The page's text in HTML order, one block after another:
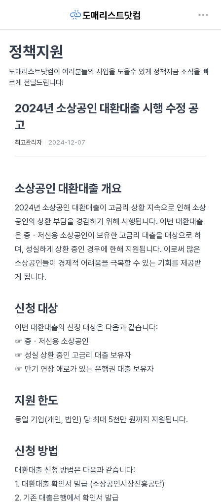
정책지원
도매리스트닷컴이 여러분들의 사업을 도울수 있게 정책자금 소식을 빠
르게 전달드립니다!
2024년 소상공인 대환대출 시행 수정 공
고
최고관리자 2024-12-07
소상공인 대환대출 개요
2024년 소상공인 대환대출이 고금리 상황 지속으로 인해 소상
공인의 상환 부담을 경감하기 위해 시행됩니다. 이번 대환대출
은 중ㆍ저신용 소상공인이 보유한 고금리 대출을 대상으로 하
며, 성실하게 상환 중인 경우에 한해 지원됩니다. 이로써 많은
소상공인들이 경제적 어려움을 극복할 수 있는 기회를 제공받
게 됩니다.
신청 대상
이번 대환대출의 신청 대상은 다음과 같습니다:
☞ 중ㆍ저신용 소상공인
☞ 성실 상환 중인 고금리 대출 보유자
☞ 만기 연장 애로가 있는 은행권 대출 보유자
지원 한도
동일 기업(개인, 법인) 당 최대 5천만 원까지 지원됩니다.
신청 방법
대환대출 신청 방법은 다음과 같습니다:
1. 대환대출 확인서 발급 (소상공인시장진흥공단)
2. 기존 대출은행에서 확인서 발급